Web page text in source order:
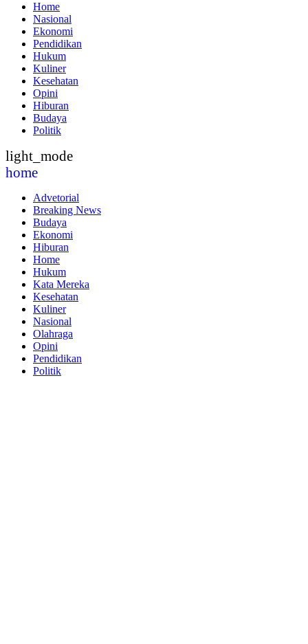
Home
Nasional
Ekonomi
Pendidikan
Hukum
Kuliner
Kesehatan
Opini
Hiburan
Budaya
Politik
light_mode
home
Advetorial
Breaking News
Budaya
Ekonomi
Hiburan
Home
Hukum
Kata Mereka
Kesehatan
Kuliner
Nasional
Olahraga
Opini
Pendidikan
Politik